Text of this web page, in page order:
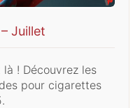
Juillet
là ! Découvrez les
pour cigarettes